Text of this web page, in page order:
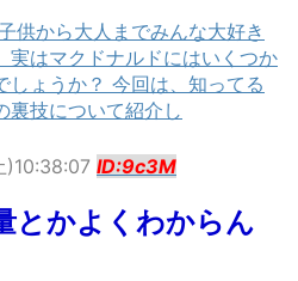
供から大人までみんな大好き
実はマクドナルドにはいくつか
しょうか？ 今回は、知ってる
裏技について紹介し
)10:38:07 ID:9c3M
とかよくわからん